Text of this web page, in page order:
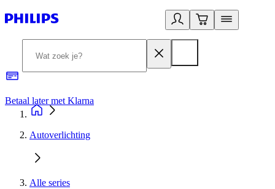
Betaal later met Klarna
Autoverlichting
Alle series